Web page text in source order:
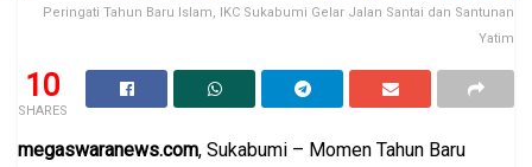
Peringati Tahun Baru Islam, IKC Sukabumi Gelar Jalan Santai dan Santunan
Yatim
10
SHARES
megaswaranews.com, Sukabumi – Momen Tahun Baru